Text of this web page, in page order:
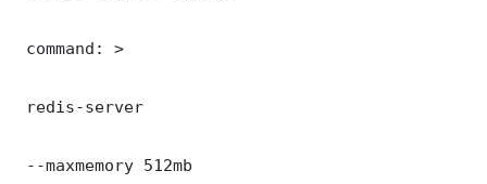
command: >
redis-server
--maxmemory 512mb